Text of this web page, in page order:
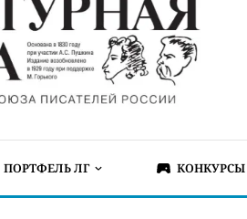
ПОРТФЕЛЬ ЛГ КОНКУРСЫ